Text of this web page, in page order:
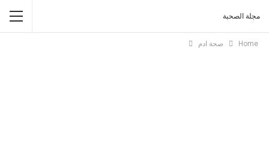
مجلة الصحبة
Home صحة ادم